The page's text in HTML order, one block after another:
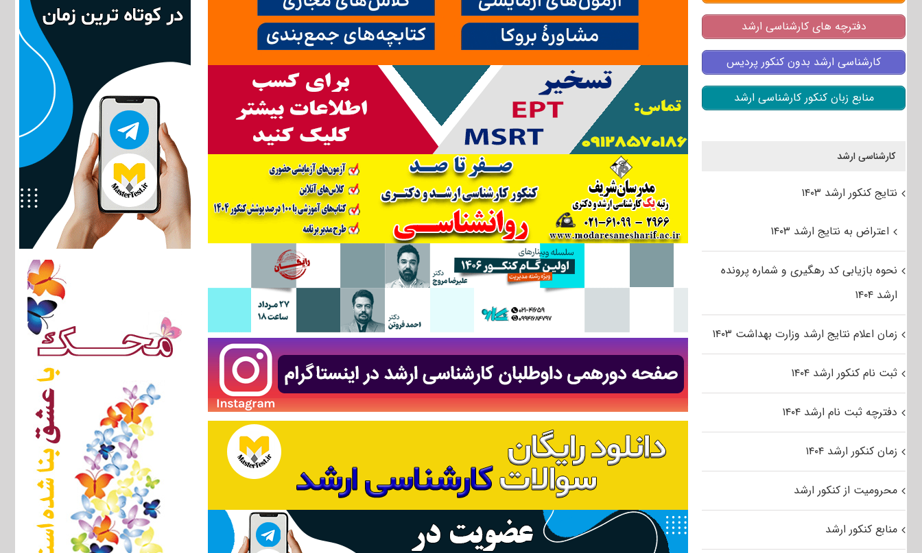
دفترچه های کارشناسی ارشد
کارشناسی ارشد بدون کنکور پردیس
منابع زبان کنکور کارشناسی ارشد
کارشناسی ارشد
نتایج کنکور ارشد ۱۴۰۳
اعتراض به نتایج ارشد ۱۴۰۳
نحوه بازیابی کد رهگیری و شماره پرونده
ارشد ۱۴۰۴
زمان اعلام نتایج ارشد وزارت بهداشت ۱۴۰۳
ثبت نام کنکور ارشد ۱۴۰۴
دفترچه ثبت نام ارشد ۱۴۰۴
زمان کنکور ارشد ۱۴۰۴
محرومیت از کنکور ارشد
منابع کنکور ارشد